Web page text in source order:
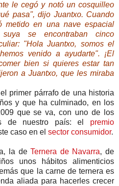
le cegó y notó un cosquilleo
pasa", dijo Juantxo. Cuando
metido en una nave espacial
se encontraban cinco
"Hola Juantxo, somos el
venido a ayudarte". ¡El
bien si quieres estar tan
a Juantxo, que les miraba
primer párrafo de una historia
y que ha culminado, en los
que se va, con uno de los
de nuestro país: el premio
caso en el sector consumidor.
la deTernera de Navarra, de
unos hábitos alimenticios
que la carne de ternera es
aliada para hacerles crecer